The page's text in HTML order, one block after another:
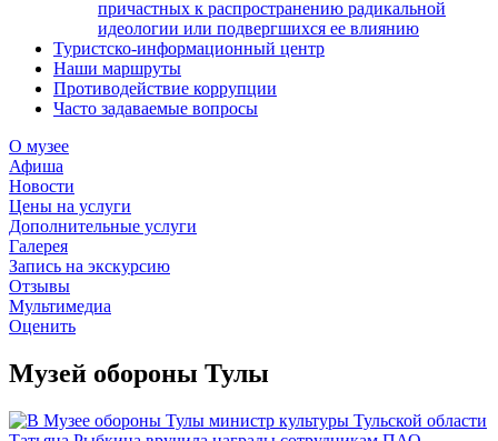
причастных к распространению радикальной
идеологии или подвергшихся ее влиянию
Туристско-информационный центр
Наши маршруты
Противодействие коррупции
Часто задаваемые вопросы
О музее
Афиша
Новости
Цены на услуги
Дополнительные услуги
Галерея
Запись на экскурсию
Отзывы
Мультимедиа
Оценить
Музей обороны Тулы